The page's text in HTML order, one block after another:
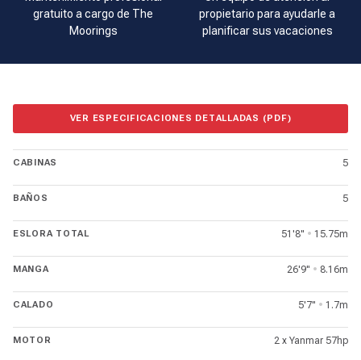
gratuito a cargo de The
Moorings
propietario para ayudarle a
planificar sus vacaciones
VER ESPECIFICACIONES DETALLADAS (PDF)
CABINAS 5
BAÑOS 5
ESLORA TOTAL 51'8" • 15.75m
MANGA 26'9" • 8.16m
CALADO 5'7" • 1.7m
MOTOR 2 x Yanmar 57hp